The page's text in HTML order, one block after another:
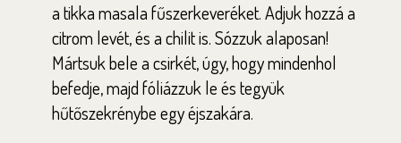
a tikka masala fűszerkeveréket. Adjuk hozzá a
citrom levét, és a chilit is. Sózzuk alaposan!
Mártsuk bele a csirkét, úgy, hogy mindenhol
befedje, majd fóliázzuk le és tegyük
hűtőszekrénybe egy éjszakára.